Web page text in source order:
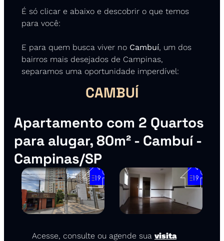
É só clicar e abaixo e descobrir o que temos
para você:
E para quem busca viver no Cambuí, um dos
bairros mais desejados de Campinas,
separamos uma oportunidade imperdível:
CAMBUÍ
Apartamento com 2 Quartos
para alugar, 80m² - Cambuí -
Campinas/SP
Acesse, consulte ou agende sua visita